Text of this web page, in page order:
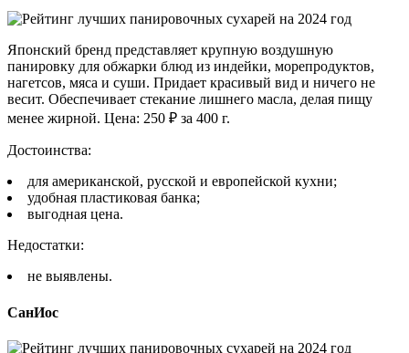
Японский бренд представляет крупную воздушную
панировку для обжарки блюд из индейки, морепродуктов,
нагетсов, мяса и суши. Придает красивый вид и ничего не
весит. Обеспечивает стекание лишнего масла, делая пищу
менее жирной. Цена: 250 ₽ за 400 г.
Достоинства:
для американской, русской и европейской кухни;
удобная пластиковая банка;
выгодная цена.
Недостатки:
не выявлены.
СанИос